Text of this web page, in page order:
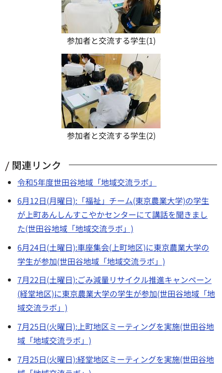
参加者と交流する学生(1)
参加者と交流する学生(2)
関連リンク
令和5年度世田谷地域「地域交流ラボ」
6月12日(月曜日):「福祉」チーム(東京農業大学)の学生
が上町あんしんすこやかセンターにて講話を聞きまし
た(世田谷地域「地域交流ラボ」)
6月24日(土曜日):車座集会(上町地区)に東京農業大学の
学生が参加(世田谷地域「地域交流ラボ」)
7月22日(土曜日):ごみ減量リサイクル推進キャンペーン
(経堂地区)に東京農業大学の学生が参加(世田谷地域「地
域交流ラボ」)
7月25日(火曜日):上町地区ミーティングを実施(世田谷地
域「地域交流ラボ」)
7月25日(火曜日):経堂地区ミーティングを実施(世田谷地